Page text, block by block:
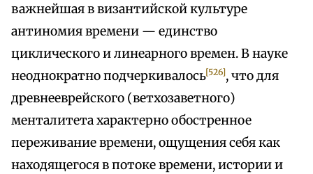
важнейшая в византийской культуре
антиномия времени — единство
циклического и линеарного времен. В науке
неоднократно подчеркивалось[526], что для
древнееврейского (ветхозаветного)
менталитета характерно обостренное
переживание времени, ощущения себя как
находящегося в потоке времени, истории и